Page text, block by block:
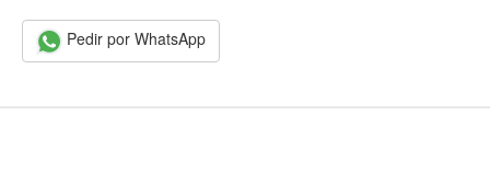
Pedir por WhatsApp